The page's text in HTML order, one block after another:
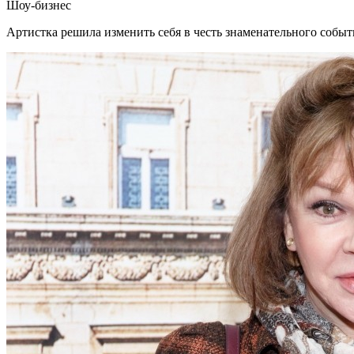
Шоу-бизнес
Артистка решила изменить себя в честь знаменательного